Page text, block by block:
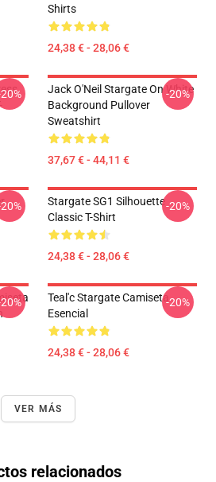
Shirts
24,38 € - 28,06 €
Jack O'Neil Stargate On White
Background Pullover
Sweatshirt
37,67 € - 44,11 €
-20%
Stargate SG1 Silhouette
Classic T-Shirt
24,38 € - 28,06 €
-20%
Teal'c Stargate Camiseta
Esencial
24,38 € - 28,06 €
-20%
VER MÁS
relacionados